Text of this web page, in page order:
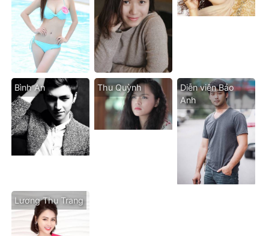
Bình An Thu Quỳnh
Diễn viên Bảo
Anh
Lương Thu Trang